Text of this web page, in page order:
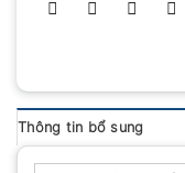
Thông tin bổ sung